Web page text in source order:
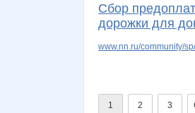
Сбор
дорожки для
www.nn.ru/community/
1 2 3